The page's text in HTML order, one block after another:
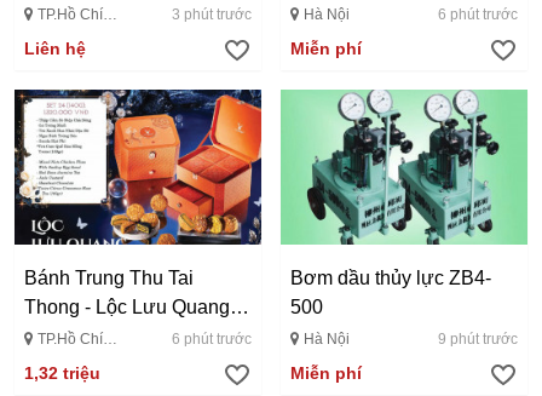
De...
TP.Hồ Chí
Minh
3 phút trước
Liên hệ
Hà Nội 6 phút trước
Miễn phí
Bánh Trung Thu Tai
Thong - Lộc Lưu Quang
24TP.Hồ Chí
Minh
6 phút trước
1,32 triệu
Bơm dầu thủy lực ZB4-
500
Hà Nội 9 phút trước
Miễn phí